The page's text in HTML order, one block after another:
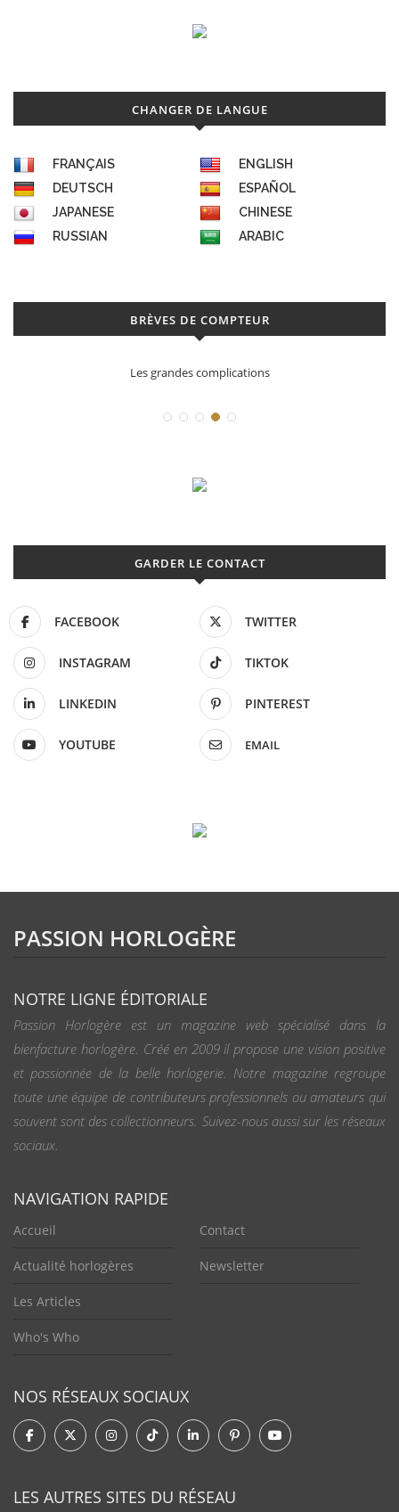
CHANGER DE LANGUE
FRANÇAIS
ENGLISH
DEUTSCH
ESPAÑOL
JAPANESE
CHINESE
RUSSIAN
ARABIC
BRÈVES DE COMPTEUR
Les grandes complications
GARDER LE CONTACT
FACEBOOK TWITTER
INSTAGRAM TIKTOK
LINKEDIN PINTEREST
YOUTUBE EMAIL
PASSION HORLOGÈRE
NOTRE LIGNE ÉDITORIALE
Passion Horlogère est un magazine web spécialisé dans la
bienfacture horlogère. Créé en 2009 il propose une vision positive
et passionnée de la belle horlogerie. Notre magazine regroupe
toute une équipe de contributeurs professionnels ou amateurs qui
souvent sont des collectionneurs. Suivez-nous aussi sur les réseaux
sociaux.
NAVIGATION RAPIDE
Accueil
Actualité horlogères
Les Articles
Who's Who
Contact
Newsletter
NOS RÉSEAUX SOCIAUX
LES AUTRES SITES DU RÉSEAU